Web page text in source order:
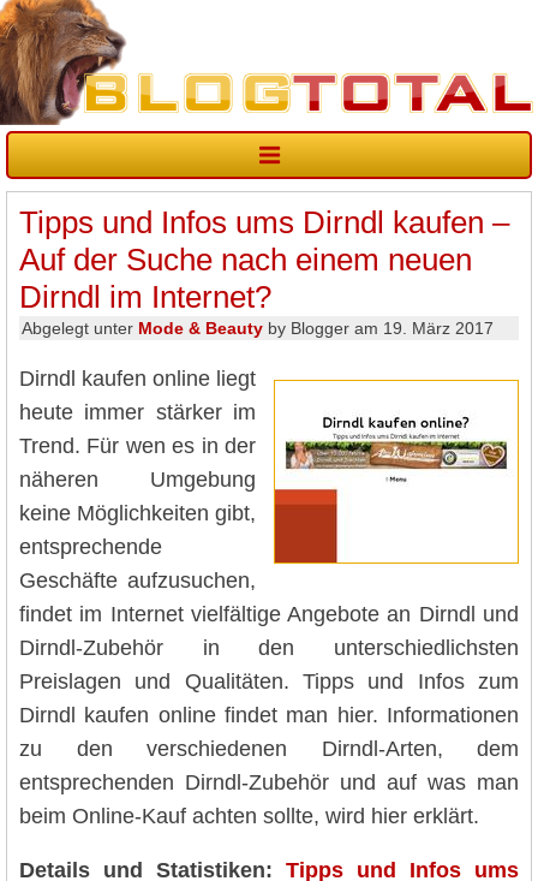
Tipps und Infos ums Dirndl kaufen –
Auf der Suche nach einem neuen
Dirndl im Internet?
Abgelegt unter Mode & Beauty by Blogger am 19. März 2017
Dirndl kaufen online liegt
heute immer stärker im
Trend. Für wen es in der
näheren Umgebung
keine Möglichkeiten gibt,
entsprechende
Geschäfte aufzusuchen,
findet im Internet vielfältige Angebote an Dirndl und
Dirndl-Zubehör in den unterschiedlichsten
Preislagen und Qualitäten. Tipps und Infos zum
Dirndl kaufen online findet man hier. Informationen
zu den verschiedenen Dirndl-Arten, dem
entsprechenden Dirndl-Zubehör und auf was man
beim Online-Kauf achten sollte, wird hier erklärt.
Details und Statistiken: Tipps und Infos ums